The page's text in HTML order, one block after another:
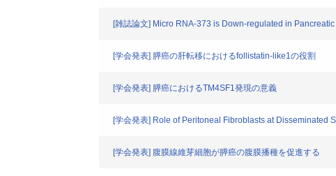
[雑誌論文] Micro RNA-373 is Down-regulated in
[学会発表] 膵癌の肝転移におけるfollistatin-like1の役割
[学会発表] 膵癌におけるTM4SF1発現の意義
[学会発表] Role of Peritoneal Fibroblasts at Disseminated
[学会発表] 腹膜線維芽細胞が膵癌の腹膜播種を促進する